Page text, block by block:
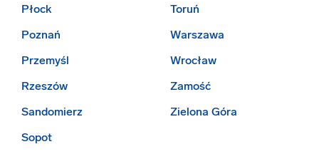
Płock
Poznań
Przemyśl
Rzeszów
Sandomierz
Sopot
Toruń
Warszawa
Wrocław
Zamość
Zielona Góra